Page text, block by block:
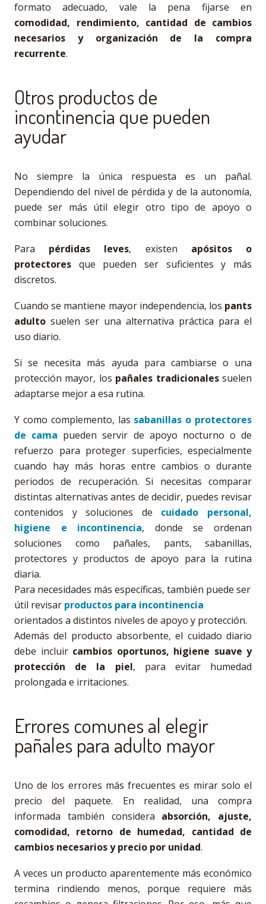
formato adecuado, vale la pena fijarse en
comodidad, rendimiento, cantidad de cambios
necesarios y organización de la compra
recurrente.
Otros productos de
incontinencia que pueden
ayudar
No siempre la única respuesta es un pañal.
Dependiendo del nivel de pérdida y de la autonomía,
puede ser más útil elegir otro tipo de apoyo o
combinar soluciones.
Para pérdidas leves, existen apósitos o
protectores que pueden ser suficientes y más
discretos.
Cuando se mantiene mayor independencia, los pants
adulto suelen ser una alternativa práctica para el
uso diario.
Si se necesita más ayuda para cambiarse o una
protección mayor, los pañales tradicionalessuelen
adaptarse mejor a esa rutina.
Y como complemento, las sabanillas o protectores
de cama pueden servir de apoyo nocturno o de
refuerzo para proteger superficies, especialmente
cuando hay más horas entre cambios o durante
periodos de recuperación. Si necesitas comparar
distintas alternativas antes de decidir, puedes revisar
contenidos y soluciones de cuidado personal,
higiene e incontinencia, donde se ordenan
soluciones como pañales, pants, sabanillas,
protectores y productos de apoyo para la rutina
diaria.
Para necesidades más específicas, también puede ser
útil revisar productos para incontinencia
orientados a distintos niveles de apoyo y protección.
Además del producto absorbente, el cuidado diario
debe incluir cambios oportunos, higiene suave y
protección de la piel, para evitar humedad
prolongada e irritaciones.
Errores comunes al elegir
pañales para adulto mayor
Uno de los errores más frecuentes es mirar solo el
precio del paquete. En realidad, una compra
informada también considera absorción, ajuste,
comodidad, retorno de humedad, cantidad de
cambios necesarios y precio por unidad.
A veces un producto aparentemente más económico
termina rindiendo menos, porque requiere más